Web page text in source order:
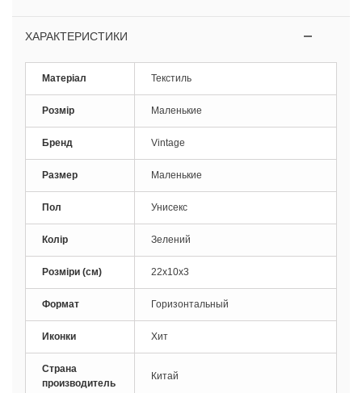
ХАРАКТЕРИСТИКИ
Матеріал Текстиль
Розмір Маленькие
Бренд Vintage
Размер Маленькие
Пол Унисекс
Колір Зелений
Розміри (см) 22х10х3
Формат Горизонтальный
Иконки Хит
Страна
производитель
Китай